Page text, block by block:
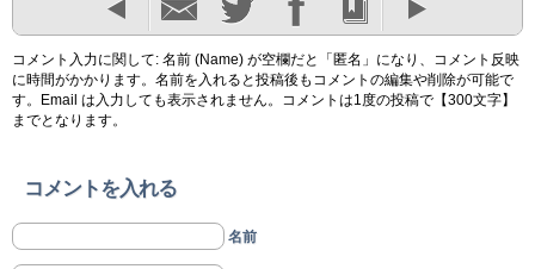
コメント入力に関して: 名前 (Name) が空欄だと「匿名」になり、コメント反映
に時間がかかります。名前を入れると投稿後もコメントの編集や削除が可能で
す。Email は入力しても表示されません。コメントは1度の投稿で【300文字】
までとなります。
コメントを入れる
名前